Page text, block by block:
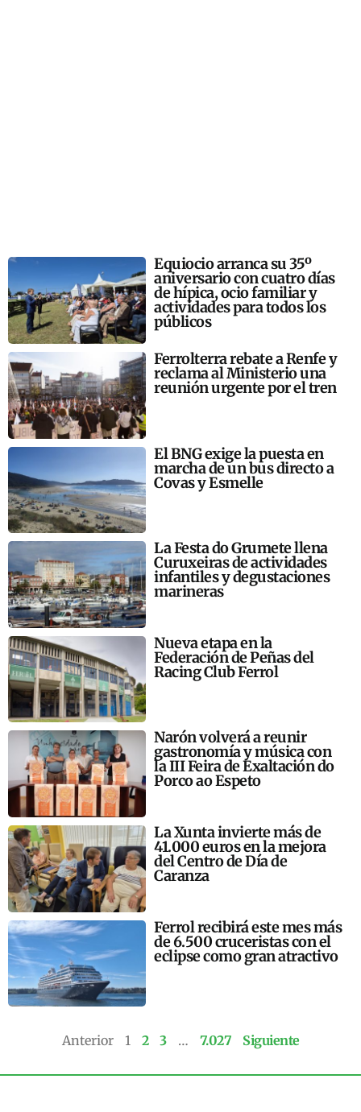
Equiocio arranca su 35º
aniversario con cuatro días
de hípica, ocio familiar y
actividades para todos los
públicos
Ferrolterra rebate a Renfe y
reclama al Ministerio una
reunión urgente por el tren
El BNG exige la puesta en
marcha de un bus directo a
Covas y Esmelle
La Festa do Grumete llena
Curuxeiras de actividades
infantiles y degustaciones
marineras
Nueva etapa en la
Federación de Peñas del
Racing Club Ferrol
Narón volverá a reunir
gastronomía y música con
la III Feira de Exaltación do
Porco ao Espeto
La Xunta invierte más de
41.000 euros en la mejora
del Centro de Día de
Caranza
Ferrol recibirá este mes más
de 6.500 cruceristas con el
eclipse como gran atractivo
Anterior 1 2 3 … 7.027 Siguiente